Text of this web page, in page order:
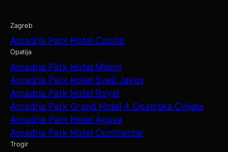
Zagreb
Amadria Park Hotel Capital
Opatija
Amadria Park Hotel Milenij
Amadria Park Hotel Sveti Jakov
Amadria Park Hotel Royal
Amadria Park Grand Hotel 4 Opatijska Cvijeta
Amadria Park Hotel Agava
Amadria Park Hotel Continental
Trogir